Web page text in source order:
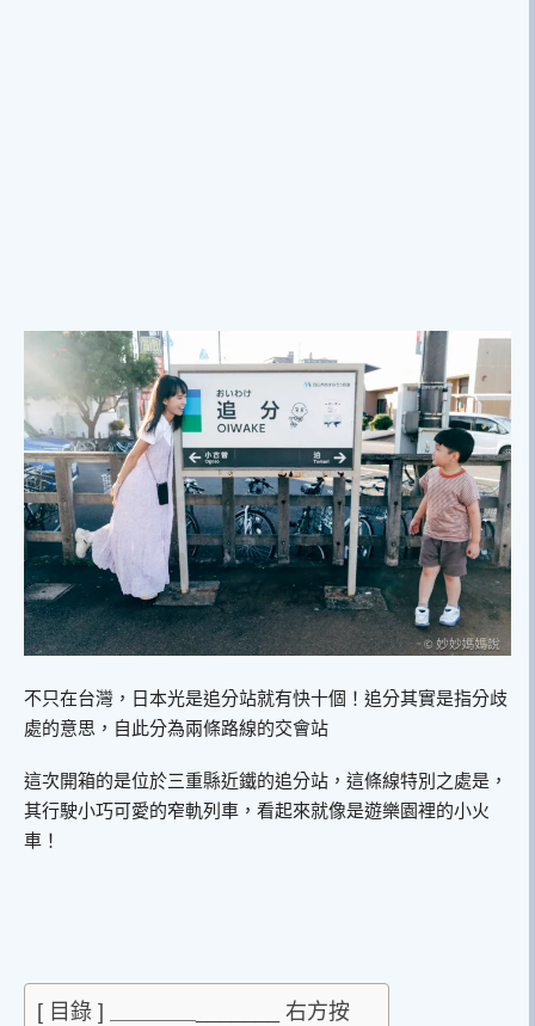
不只在台灣，日本光是追分站就有快十個！追分其實是指分歧
處的意思，自此分為兩條路線的交會站
這次開箱的是位於三重縣近鐵的追分站，這條線特別之處是，
其行駛小巧可愛的窄軌列車，看起來就像是遊樂園裡的小火
車！
[ 目錄 ] ＿＿＿＿_______ 右方按